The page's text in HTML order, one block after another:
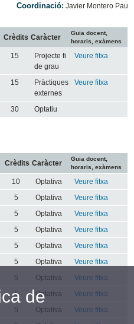
Coordinació: Javier Montero Pau
Crèdits Caràcter
Guia docent,
horaris, exàmens
15
Projecte fi
de grau
Veure fitxa
15
Pràctiques
externes
Veure fitxa
30 Optatiu
Crèdits Caràcter
Guia docent,
horaris, exàmens
10 Optativa
Veure fitxa
5 Optativa
Veure fitxa
5 Optativa
Veure fitxa
5 Optativa
Veure fitxa
5 Optativa
Veure fitxa
5 Optativa
Veure fitxa
5 Optativa
Veure fitxa
5 Optativa
Veure fitxa
5 Optativa
Veure fitxa
de